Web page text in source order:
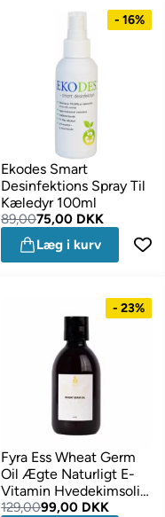
- 16%
Ekodes Smart
Desinfektions Spray Til
Kæledyr 100ml
89,0075,00 DKK
Læg i kurv
- 23%
Fyra Ess Wheat Germ
Oil Ægte Naturligt E-
Vitamin Hvedekimsolie
250 ml
129,0099,00 DKK